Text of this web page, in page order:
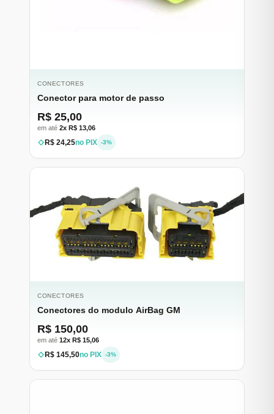
CONECTORES
Conector para motor de passo
R$ 25,00
em até 2x R$ 13,06
R$ 24,25no PIX -3%
CONECTORES
Conectores do modulo AirBag GM
R$ 150,00
em até 12x R$ 15,06
R$ 145,50no PIX -3%